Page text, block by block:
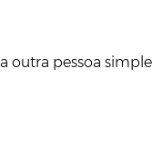
outra pessoa